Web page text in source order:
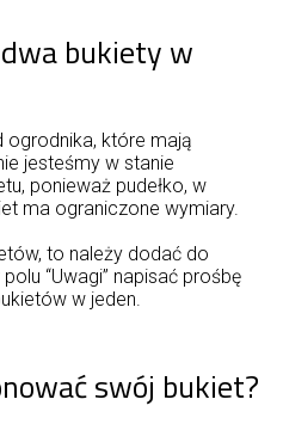
dwa bukiety w
ogrodnika, które mają
jesteśmy w stanie
ponieważ pudełko, w
ma ograniczone wymiary.
to należy dodać do
“Uwagi” napisać prośbę
w jeden.
swój bukiet?